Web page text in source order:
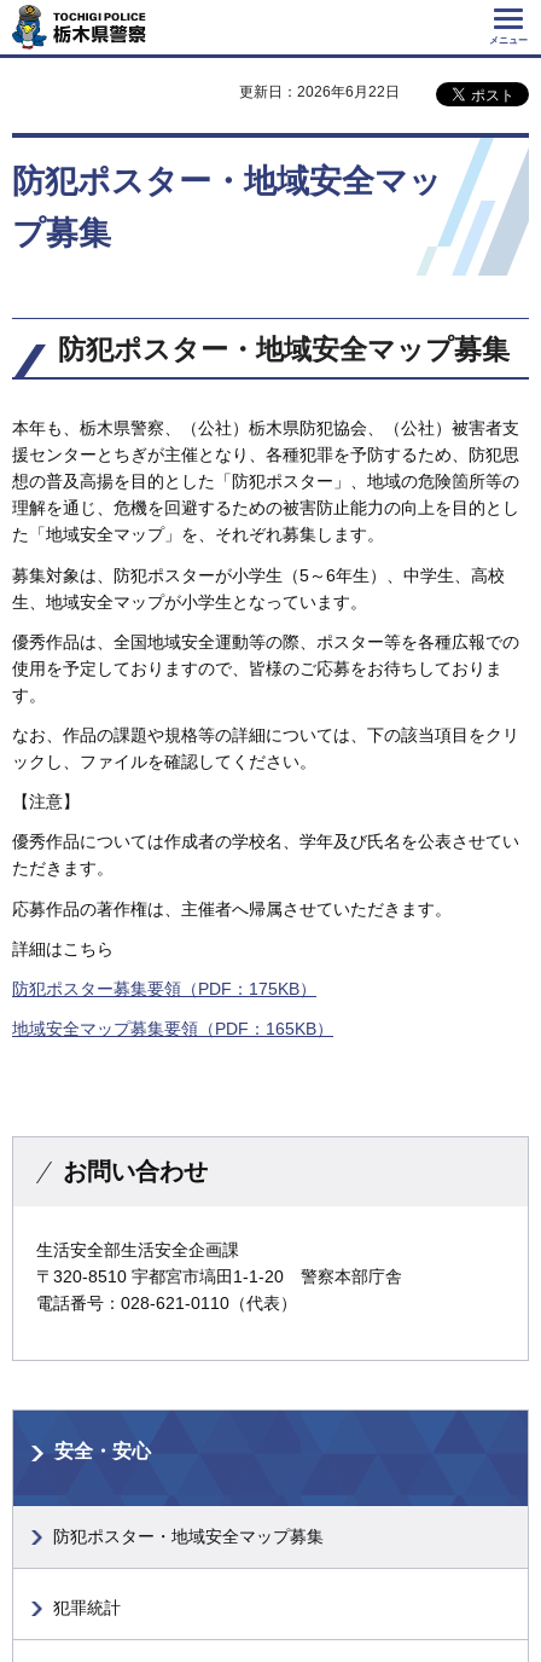
Tochigi Police 栃
木県警察
メニュー
更新日：2026年6月22日
防犯ポスター・地域安全マッ
プ募集
防犯ポスター・地域安全マップ募集
本年も、栃木県警察、（公社）栃木県防犯協会、（公社）被害者支
援センターとちぎが主催となり、各種犯罪を予防するため、防犯思
想の普及高揚を目的とした「防犯ポスター」、地域の危険箇所等の
理解を通じ、危機を回避するための被害防止能力の向上を目的とし
た「地域安全マップ」を、それぞれ募集します。
募集対象は、防犯ポスターが小学生（5～6年生）、中学生、高校
生、地域安全マップが小学生となっています。
優秀作品は、全国地域安全運動等の際、ポスター等を各種広報での
使用を予定しておりますので、皆様のご応募をお待ちしておりま
す。
なお、作品の課題や規格等の詳細については、下の該当項目をクリ
ックし、ファイルを確認してください。
【注意】
優秀作品については作成者の学校名、学年及び氏名を公表させてい
ただきます。
応募作品の著作権は、主催者へ帰属させていただきます。
詳細はこちら
防犯ポスター募集要領（PDF：175KB）
地域安全マップ募集要領（PDF：165KB）
お問い合わせ
生活安全部生活安全企画課
〒320-8510 宇都宮市塙田1-1-20 警察本部庁舎
電話番号：028-621-0110（代表）
安全・安心
防犯ポスター・地域安全マップ募集
犯罪統計